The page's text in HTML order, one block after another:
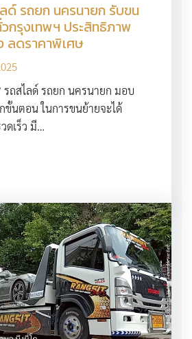
ด์ รถยก นครนายก รับขน
กรุงเทพฯ ประสิทธิภาพ
ลดราคาพิเศษ
รถสไลด์ รถยก นครนายก มอบ
ขั้นตอน ในการขนย้ายจะได้
ดเร็ว มี…